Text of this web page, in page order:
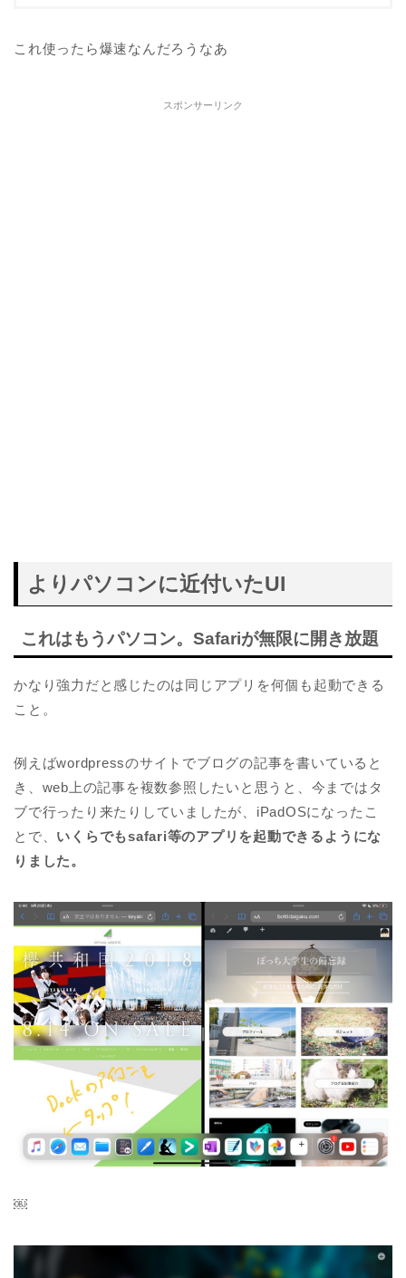
これ使ったら爆速なんだろうなあ
スポンサーリンク
よりパソコンに近付いたUI
これはもうパソコン。Safariが無限に開き放題
かなり強力だと感じたのは同じアプリを何個も起動できる
こと。
例えばwordpressのサイトでブログの記事を書いていると
き、web上の記事を複数参照したいと思うと、今まではタ
ブで行ったり来たりしていましたが、iPadOSになったこ
とで、 いくらでもsafari等のアプリを起動できるようにな
りました。
￼